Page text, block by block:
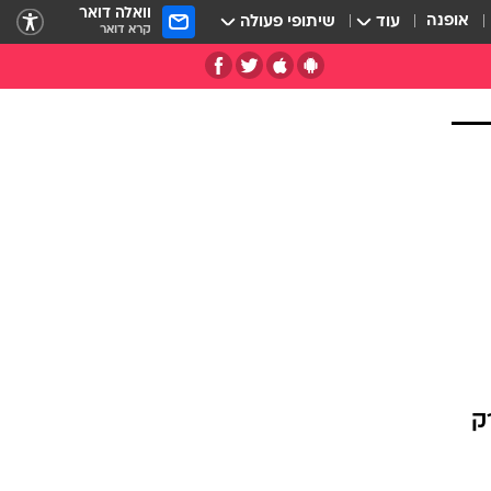
אופנה עוד שיתופי פעולה וואלה דואר
קרא דואר